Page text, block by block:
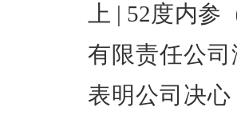
上 | 52度内
有限责任公
表明公司决